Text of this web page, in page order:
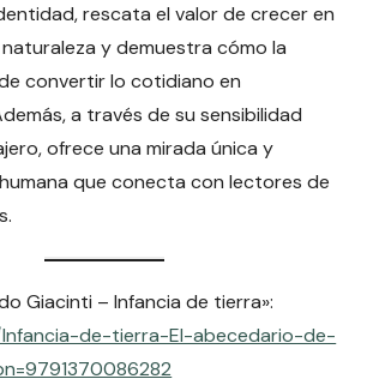
rescata el valor de crecer en
y demuestra cómo la
convertir lo cotidiano en
a través de su sensibilidad
ofrece una mirada única y
que conecta con lectores de
Giacinti – Infancia de tierra»:
de-tierra-El-abecedario-de-